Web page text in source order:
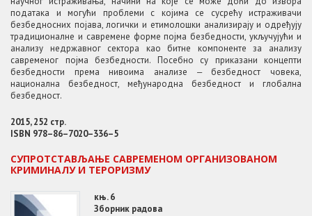
података и могући проблеми с којима се сусрећу истраживачи
безбедносних појава, логички и етимолошки анализирају и одређују
традиционалне и савремене форме појма безбедности, укључујући и
анализу недржавног сектора као битне компоненте за анализу
савременог појма безбедности. Посебно су приказани концепти
безбедности према нивоима анализе ‒ безбедност човека,
национална безбедност, међународна безбедност и глобална
безбедност.
2015, 252 стр.
ISBN 978–86–7020–336–5
СУПРОТСТАВЉАЊЕ САВРЕМЕНОМ ОРГАНИЗОВАНОМ
КРИМИНАЛУ И ТЕРОРИЗМУ
књ. 6
Зборник радова